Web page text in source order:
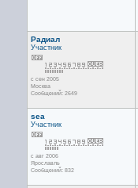
Радиал
Участник
с сен 2005
Москва
Сообщений: 2649
sea
Участник
с авг 2006
Ярославль
Сообщений: 832